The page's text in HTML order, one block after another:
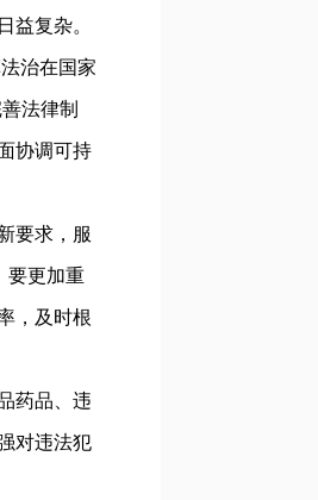
复杂。
治在国家
法律制
协调可持
要求，服
要更加重
，及时根
药品、违
对违法犯